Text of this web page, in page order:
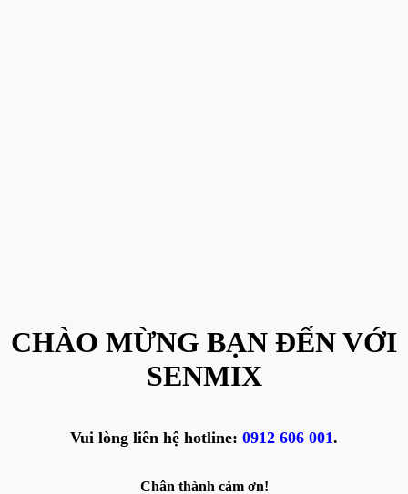
CHÀO MỪNG BẠN ĐẾN VỚI
SENMIX
Vui lòng liên hệ hotline: 0912 606 001.
Chân thành cảm ơn!